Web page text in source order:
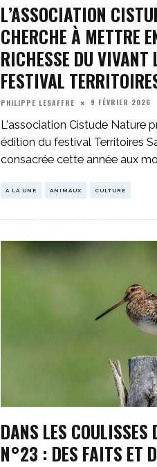
L’ASSOCIATION
CHERCHE À METTRE
RICHESSE DU VIVANT
FESTIVAL
PHILIPPE LESAFFRE 9 FÉVRIER 2026
L'association Cistude Nature
édition du festival Territoires
consacrée cette année aux
A LA UNE ANIMAUX CULTURE
DANS LES COULISSES
N°23 : DES FAITS ET